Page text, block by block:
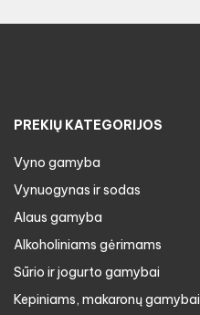
PREKIŲ KATEGORIJOS
Vyno gamyba
Vynuogynas ir sodas
Alaus gamyba
Alkoholiniams gėrimams
Sūrio ir jogurto gamybai
Kepiniams, makaronų gamybai